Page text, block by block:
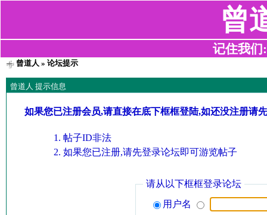
曾
记住我们
曾道人 » 论坛提示
曾道人 提示信息
如果您已注册会员,请直接在底下框框登陆,如还没注册请
帖子ID非法
如果您已注册,请先登录论坛即可游览帖子
请从以下框框登录论坛
用户名